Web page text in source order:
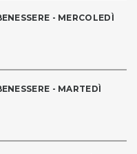
- MERCOLEDÌ
- MARTEDÌ